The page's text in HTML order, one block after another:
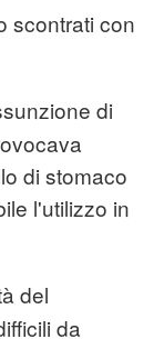
scontrati con
di
di stomaco
l'utilizzo in
del
da